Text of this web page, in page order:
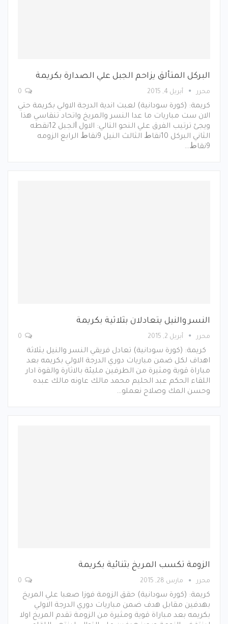
البركل المتألق يزاحم الجبل علي الصدارة بكريمة
محرر أبريل 4, 2015
كريمة: (كورة سودانية) لعبت اندية الدرجة الاولي بكريمة حتي
الان ست مباريات ما عدا النسر والمريخ واتحاد تنقاسي هذا
ويجئ ترتيب الفرق علي النحو التالي: اﻻول ﺍﻟﺠﺒﻞ 12نقطه
الثاني البركل 10ﻧﻘﺎﻁ الثالث النيل 9ﻧﻘﺎﻁ الرابع الزومه
9ﻧﻘﺎﻁ…
النسر والنيل يتعادلان بثلاثية بكريمة
محرر أبريل 2, 2015
كريمة: (كورة سودانية) تعادل فريقي النسر والنيل بثلاثة
اهداف لكل ضمن مباريات دوري الدرجة الاولي بكريمه بعد
مباراة قوية ومثيرة من الطرفين مليئة بالاثارة والقوة ادار
اللقاء الحكم عبد الحليم محمد مالك عاونه مالك عبده
وحسن المك وصلاح نعملو…
الزومة تكسب المريخ بثنائية بكريمة
محرر مارس 28, 2015
كريمة: (كورة سودانية) حقق الزومة فوزا صعبا علي المريخ
بهدفين مقابل هدف ضمن مباريات دوري الدرجة الاولي
بكريمه بعد مباراة قوية ومثيرة من الزومة تقدم المريخ اولا